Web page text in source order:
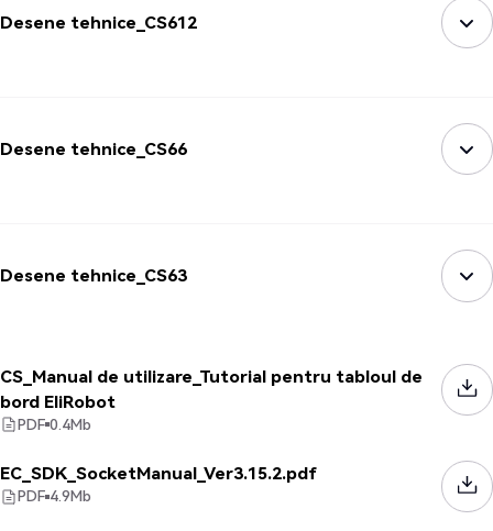
Desene tehnice_CS612
Desene tehnice_CS66
Desene tehnice_CS63
CS_Manual de utilizare_Tutorial pentru tabloul de
bord EliRobot
PDF 0.4Mb
EC_SDK_SocketManual_Ver3.15.2.pdf
PDF 4.9Mb